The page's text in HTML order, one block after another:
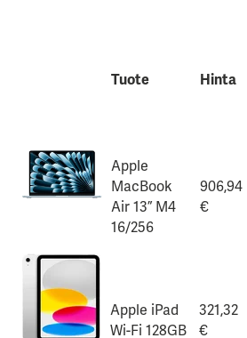
Tuote Hinta
Apple
MacBook
Air 13” M4
16/256
906,94
€
Apple iPad
Wi-Fi 128GB
321,32
€